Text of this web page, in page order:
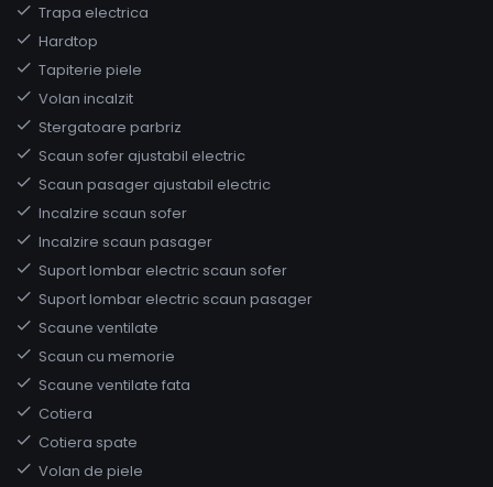
Trapa electrica
Hardtop
Tapiterie piele
Volan incalzit
Stergatoare parbriz
Scaun sofer ajustabil electric
Scaun pasager ajustabil electric
Incalzire scaun sofer
Incalzire scaun pasager
Suport lombar electric scaun sofer
Suport lombar electric scaun pasager
Scaune ventilate
Scaun cu memorie
Scaune ventilate fata
Cotiera
Cotiera spate
Volan de piele